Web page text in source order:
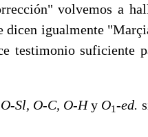
volvemos a
dicen igualmente
testi­monio suficiente
O-Sl, O-C, O-Hy O1-ed.